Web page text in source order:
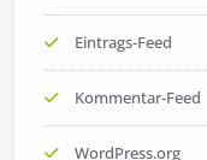
Eintrags-Feed
Kommentar-Feed
WordPress.org